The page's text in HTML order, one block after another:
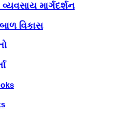
માર્ગદર્શન
વિકાસ